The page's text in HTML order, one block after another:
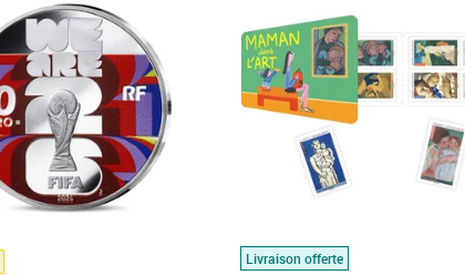
Livraison offerte